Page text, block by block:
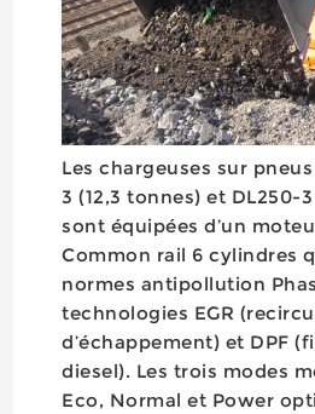
Les chargeuses sur
3 (12,3 tonnes) et DL250-
sont équipées d’un
Common rail 6 cylindres
normes antipollution
technologies EGR
d’échappement) et DPF
diesel). Les trois modes
Eco, Normal et Power